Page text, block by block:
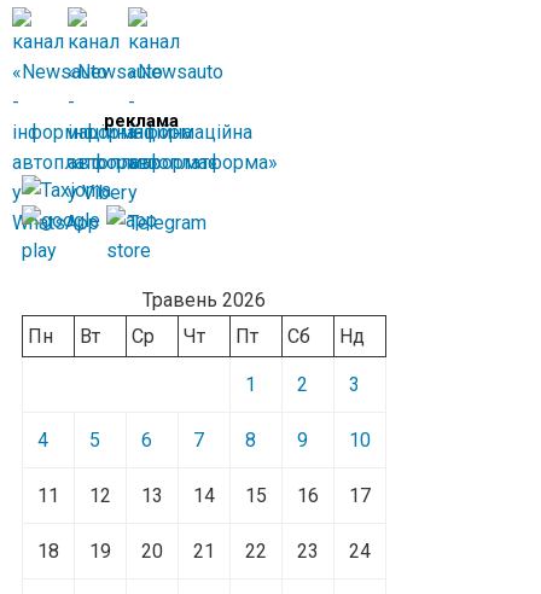
реклама
Травень 2026
Пн
Вт Ср Чт Пт Сб Нд
1 2 3
4 5 6 7 8 9 10
11 12 13 14 15 16 17
18 19 20 21 22 23 24